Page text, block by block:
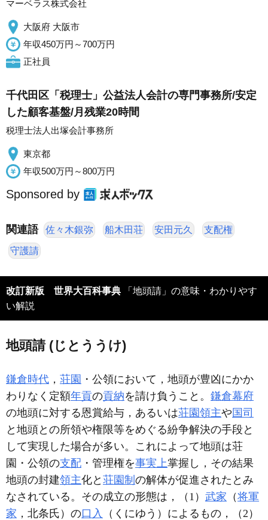
マーベラス株式会社
大阪府 大阪市
年収450万円～700万円
正社員
千代田区「税理士」公益法人会計の専門事務所/安定
した顧客基盤/月残業20時間
税理士法人出塚会計事務所
東京都
年収500万円～800万円
Sponsored by
関連語 佐々木銀弥 船木田荘 安田元久 支配権
守護請
改訂新版 世界大百科事典 「地頭請」の意味・わかりやす
い解説
地頭請 (じとううけ)
鎌倉時代 ， 荘園 ・公領において，地頭が豊凶にかか
わりなく定額年貢の貢納を請け負うこと。 鎌倉幕府
の地頭に対する恩賞給与，あるいは荘園領主や国司
と地頭との所領や権限等をめぐる紛争解決の手段と
して実現した場合が多い。これによって地頭は荘
園・公領の支配 ・管理権を事実上掌握し，その結果
地頭の封建領主化と 荘園制 の解体が促進されたとみ
なされている。その成立の形態は，（1） 武家 （将軍
家 ，北条氏）の口入
（くにゆう）によるもの，（2）